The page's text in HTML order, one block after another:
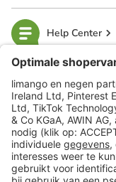
Help Center
limango
Veilig winkelen
Klantenservice
Shop